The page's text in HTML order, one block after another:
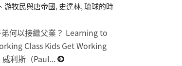
游牧民與唐帝國,史達林,琉球的時
何以接繼父業？ Learning to
Class Kids Get Working
利斯（Paul...